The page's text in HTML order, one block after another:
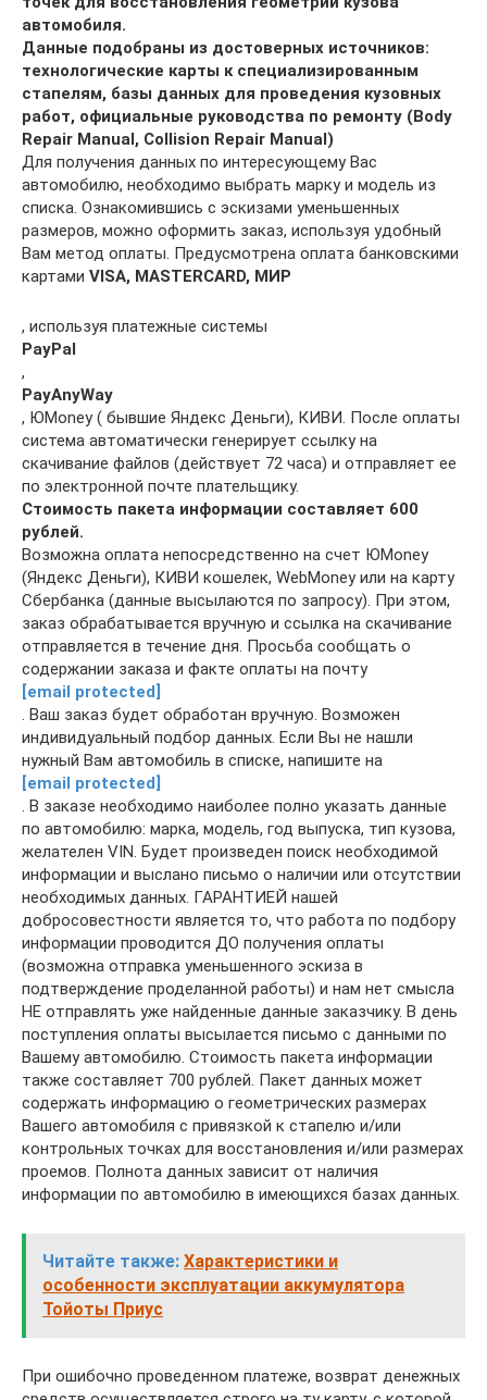
автомобиля.
Данные подобраны из достоверных источников:
технологические карты к специализированным
стапелям, базы данных для проведения кузовных
работ, официальные руководства по ремонту (Body
Repair Manual, Collision Repair Manual)
Для получения данных по интересующему Вас
автомобилю, необходимо выбрать марку и модель из
списка. Ознакомившись с эскизами уменьшенных
размеров, можно оформить заказ, используя удобный
Вам метод оплаты. Предусмотрена оплата банковскими
картами VISA, MASTERCARD, МИР
, используя платежные системы
PayPal
,
PayAnyWay
, ЮMoney ( бывшие Яндекс Деньги), КИВИ. После оплаты
система автоматически генерирует ссылку на
скачивание файлов (действует 72 часа) и отправляет ее
по электронной почте плательщику.
Стоимость пакета информации составляет 600
рублей.
Возможна оплата непосредственно на счет ЮMoney
(Яндекс Деньги), КИВИ кошелек, WebMoney или на карту
Сбербанка (данные высылаются по запросу). При этом,
заказ обрабатывается вручную и ссылка на скачивание
отправляется в течение дня. Просьба сообщать о
содержании заказа и факте оплаты на почту
[email protected]
. Ваш заказ будет обработан вручную. Возможен
индивидуальный подбор данных. Если Вы не нашли
нужный Вам автомобиль в списке, напишите на
[email protected]
. В заказе необходимо наиболее полно указать данные
по автомобилю: марка, модель, год выпуска, тип кузова,
желателен VIN. Будет произведен поиск необходимой
информации и выслано письмо о наличии или отсутствии
необходимых данных. ГАРАНТИЕЙ нашей
добросовестности является то, что работа по подбору
информации проводится ДО получения оплаты
(возможна отправка уменьшенного эскиза в
подтверждение проделанной работы) и нам нет смысла
НЕ отправлять уже найденные данные заказчику. В день
поступления оплаты высылается письмо с данными по
Вашему автомобилю. Стоимость пакета информации
также составляет 700 рублей. Пакет данных может
содержать информацию о геометрических размерах
Вашего автомобиля с привязкой к стапелю и/или
контрольных точках для восстановления и/или размерах
проемов. Полнота данных зависит от наличия
информации по автомобилю в имеющихся базах данных.
Читайте также: Характеристики и
особенности эксплуатации аккумулятора
Тойоты Приус
При ошибочно проведенном платеже, возврат денежных